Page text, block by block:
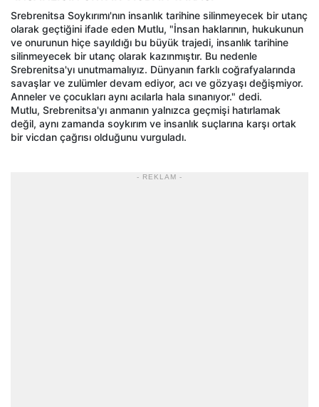
Srebrenitsa Soykırımı'nın insanlık tarihine silinmeyecek bir utanç
olarak geçtiğini ifade eden Mutlu, "İnsan haklarının, hukukunun
ve onurunun hiçe sayıldığı bu büyük trajedi, insanlık tarihine
silinmeyecek bir utanç olarak kazınmıştır. Bu nedenle
Srebrenitsa'yı unutmamalıyız. Dünyanın farklı coğrafyalarında
savaşlar ve zulümler devam ediyor, acı ve gözyaşı değişmiyor.
Anneler ve çocukları aynı acılarla hala sınanıyor." dedi.
Mutlu, Srebrenitsa'yı anmanın yalnızca geçmişi hatırlamak
değil, aynı zamanda soykırım ve insanlık suçlarına karşı ortak
bir vicdan çağrısı olduğunu vurguladı.
- REKLAM -